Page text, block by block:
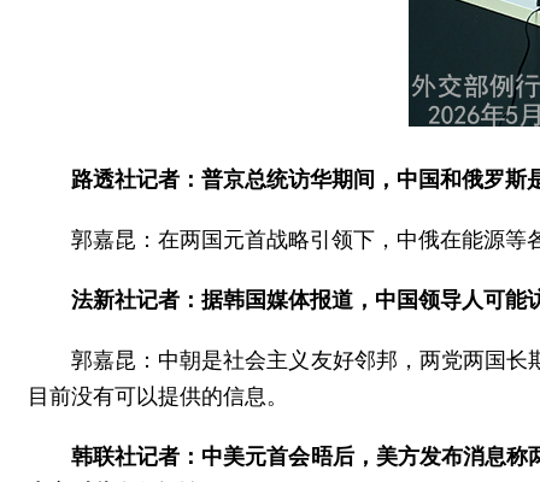
路透社记者：普京总统访华期间，中国和俄罗
郭嘉昆：在两国元首战略引领下，中俄在能源
法新社记者：据韩国媒体报道，中国领导人可
郭嘉昆：中朝是社会主义友好邻邦，两党两国
目前没有可以提供的信息。
韩联社记者：中美元首会晤后，美方发布消息